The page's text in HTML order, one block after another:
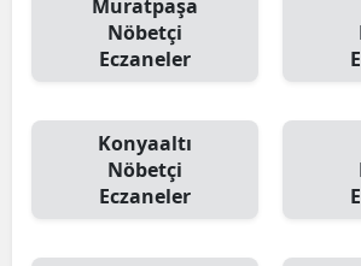
Muratpaşa
Nöbetçi
Eczaneler
Konyaaltı
Nöbetçi
Eczaneler